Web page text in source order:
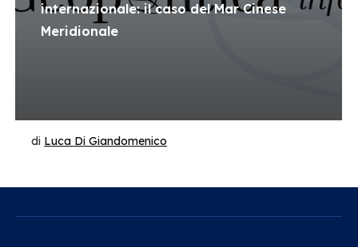
internazionale: il caso del Mar Cinese
Meridionale
di Luca Di Giandomenico